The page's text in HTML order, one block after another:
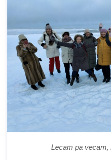
Lecam pa vecam,